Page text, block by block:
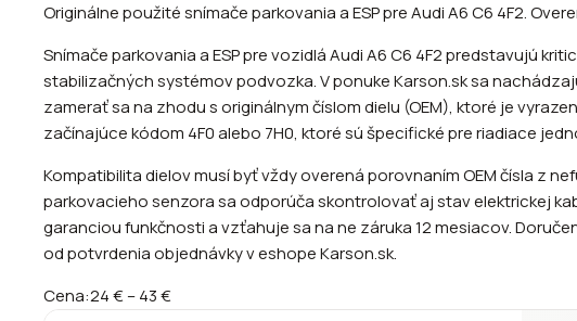
Originálne použité snímače parkovania a ESP pre Audi A6 C6 4F2.
Snímače parkovania a ESP pre vozidlá Audi A6 C6 4F2 predstavujú
stabilizačných systémov podvozka. V ponuke Karson.sk sa
zamerať sa na zhodu s originálnym číslom dielu (OEM), ktoré je
začínajúce kódom 4F0 alebo 7H0, ktoré sú špecifické pre riadiace
Kompatibilita dielov musí byť vždy overená porovnaním OEM čísla z
parkovacieho senzora sa odporúča skontrolovať aj stav elektrickej
garanciou funkčnosti a vzťahuje sa na ne záruka 12 mesiacov.
od potvrdenia objednávky v eshope Karson.sk.
Cena:24 €–43 €